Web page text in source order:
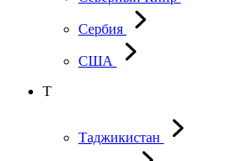
Сербия
США
Т
Таджикистан